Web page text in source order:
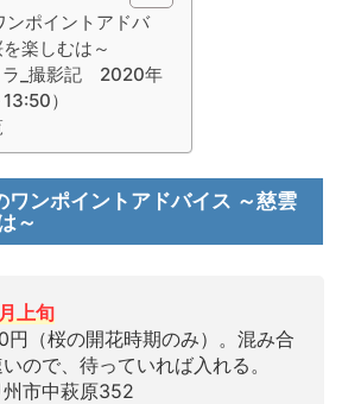
ポイントアドバ
楽しむは～
ラ_撮影記 2020年
）
ンポイントアドバイス ～慈雲
～
上旬
円（桜の開花時期のみ）。混み合
ので、待っていれば入れる。
州市中萩原352